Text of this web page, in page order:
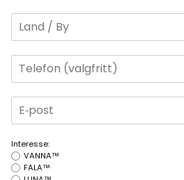
Interesse:
VANNA™
FALA™